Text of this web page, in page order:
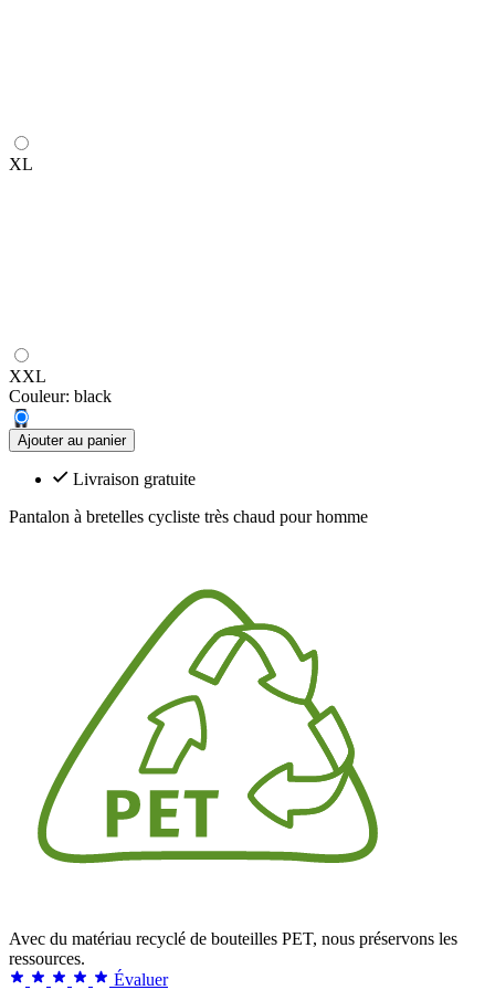
XL
XXL
Couleur: black
Ajouter au panier
Livraison gratuite
Pantalon à bretelles cycliste très chaud pour homme
Avec du matériau recyclé de bouteilles PET, nous préservons les
ressources.
Évaluer